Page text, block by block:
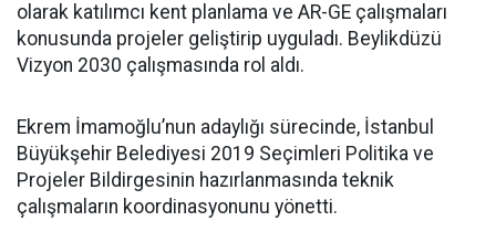
olarak katılımcı kent planlama ve AR-GE çalışmaları
konusunda projeler geliştirip uyguladı. Beylikdüzü
Vizyon 2030 çalışmasında rol aldı.
Ekrem İmamoğlu’nun adaylığı sürecinde, İstanbul
Büyükşehir Belediyesi 2019 Seçimleri Politika ve
Projeler Bildirgesinin hazırlanmasında teknik
çalışmaların koordinasyonunu yönetti.